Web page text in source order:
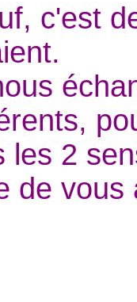
c'est
les 2
de vous